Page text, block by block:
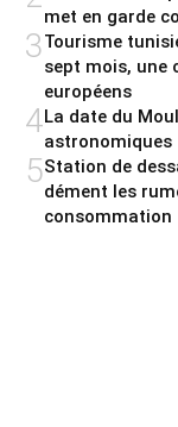
met en garde
3Tourisme
sept mois, une
européens
4La date du
astronomiques
5Station de
dément les
consommation